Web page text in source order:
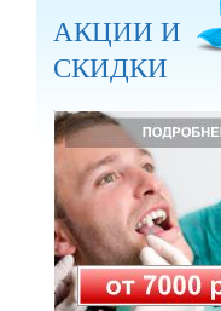
АКЦИИ И
СКИДКИ